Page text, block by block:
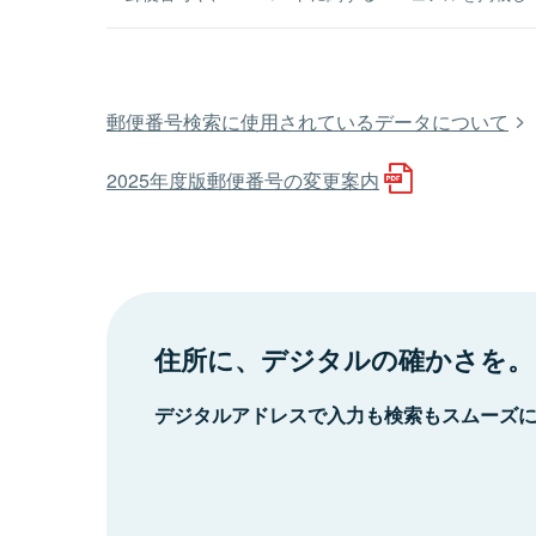
郵便番号検索に使用されているデータについて
2025年度版郵便番号の変更案内
住所に、デジタルの確かさを。
デジタルアドレスで入力も検索もスムーズ